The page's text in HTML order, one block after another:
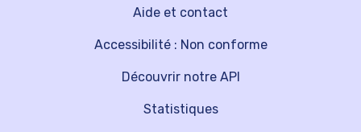
Découvrir notre API
Aide et contact
Statistiques
Accessibilité : Non conforme